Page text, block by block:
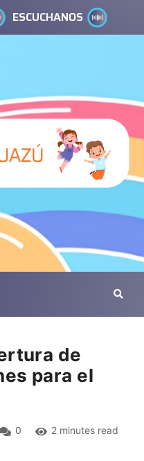
ESCUCHANOS
de
para el
0 2 minutes read